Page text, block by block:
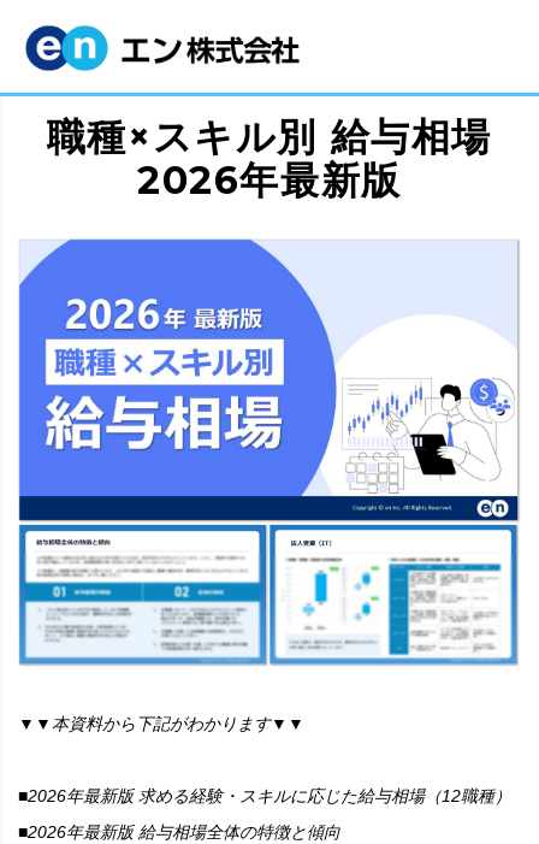
職種×スキル別 給与相場
2026年最新版
▼▼本資料から下記がわかります▼▼
■2026年最新版 求める経験・スキルに応じた給与相場（12職種）
■2026年最新版 給与相場全体の特徴と傾向